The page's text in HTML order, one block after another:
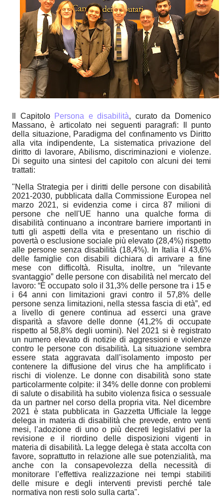
Il Capitolo Persona e disabilità, curato da Domenico
Massano, è articolato nei seguenti paragrafi: Il punto
della situazione, Paradigma del confinamento vs Diritto
alla vita indipendente, La sistematica privazione del
diritto di lavorare, Abilismo, discriminazioni e violenze.
Di seguito una sintesi del capitolo con alcuni dei temi
trattati:
"Nella Strategia per i diritti delle persone con disabilità
2021-2030, pubblicata dalla Commissione Europea nel
marzo 2021, si evidenzia come i circa 87 milioni di
persone che nell'UE hanno una qualche forma di
disabilità continuano a incontrare barriere importanti in
tutti gli aspetti della vita e presentano un rischio di
povertà o esclusione sociale più elevato (28,4%) rispetto
alle persone senza disabilità (18,4%). In Italia il 43,6%
delle famiglie con disabili dichiara di arrivare a fine
mese con difficoltà. Risulta, inoltre, un “rilevante
svantaggio” delle persone con disabilità nel mercato del
lavoro: “È occupato solo il 31,3% delle persone tra i 15 e
i 64 anni con limitazioni gravi contro il 57,8% delle
persone senza limitazioni, nella stessa fascia di età”, ed
a livello di genere continua ad esserci una grave
disparità a sfavore delle donne (41,2% di occupate
rispetto al 58,8% degli uomini). Nel 2021 si è registrato
un numero elevato di notizie di aggressioni e violenze
contro le persone con disabilità. La situazione sembra
essere stata aggravata dall’isolamento imposto per
contenere la diffusione del virus che ha amplificato i
rischi di violenze. Le donne con disabilità sono state
particolarmente colpite: il 34% delle donne con problemi
di salute o disabilità ha subito violenza fisica o sessuale
da un partner nel corso della propria vita. Nel dicembre
2021 è stata pubblicata in Gazzetta Ufficiale la legge
delega in materia di disabilità che prevede, entro venti
mesi, l’adozione di uno o più decreti legislativi per la
revisione e il riordino delle disposizioni vigenti in
materia di disabilità. La legge delega è stata accolta con
favore, soprattutto in relazione alle sue potenzialità, ma
anche con la consapevolezza della necessità di
monitorare l’effettiva realizzazione nei tempi stabiliti
delle misure e degli interventi previsti perché tale
normativa non resti solo sulla carta".